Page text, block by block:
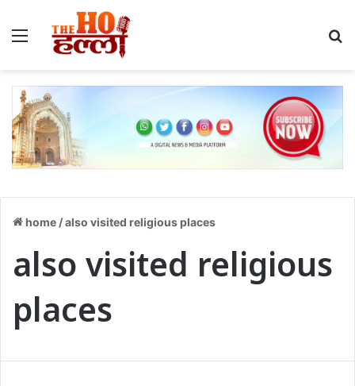
Menu
home /also visited religious places
also visited religious
places